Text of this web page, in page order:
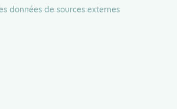
données de sources externes